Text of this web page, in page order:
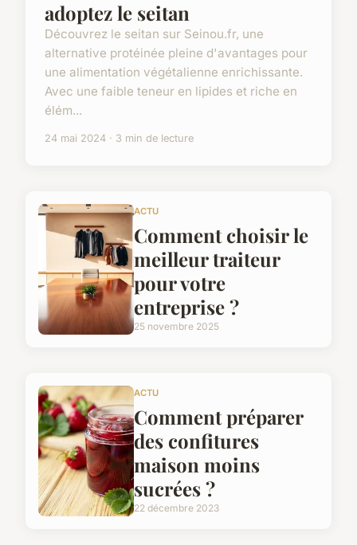
adoptez le seitan
Découvrez le seitan sur Seinou.fr, une
alternative protéinée pleine d'avantages pour
une alimentation végétalienne enrichissante.
Avec une faible teneur en lipides et riche en
élém...
24 mai 2024 · 3 min de lecture
ACTU
Comment choisir le
meilleur traiteur
pour votre
entreprise ?
25 novembre 2025
ACTU
Comment préparer
des confitures
maison moins
sucrées ?
22 décembre 2023